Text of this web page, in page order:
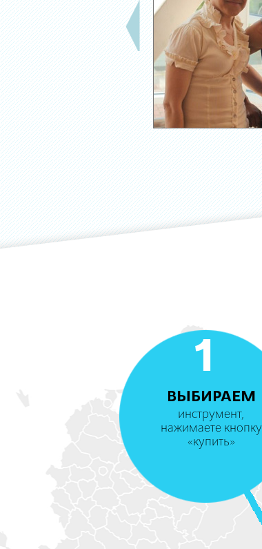
1
ВЫБИРАЕМ
инструмент,
нажимаете кнопку
«купить»